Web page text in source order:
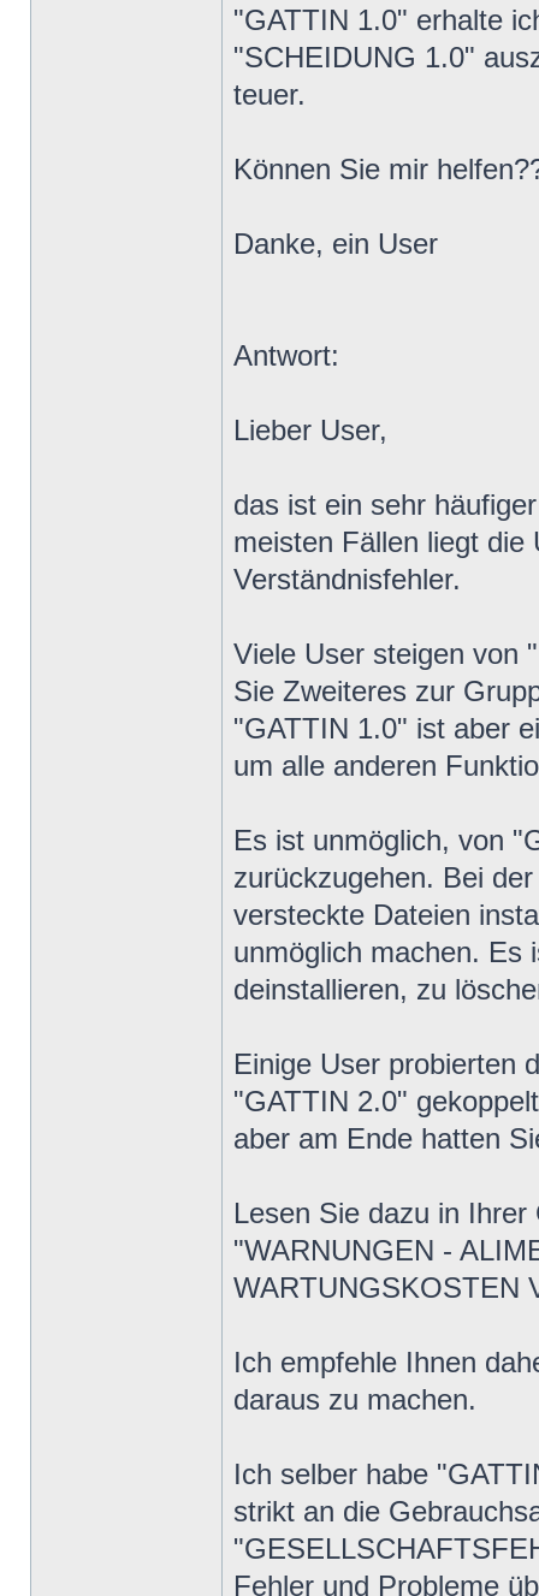
"GATTIN 1.0" erhalte
"SCHEIDUNG 1.0"
teuer.
Können Sie mir
Danke, ein User
Antwort:
Lieber User,
das ist ein sehr
meisten Fällen liegt die
Verständnisfehler.
Viele User steigen von
Sie Zweiteres zur
"GATTIN 1.0" ist aber
um alle anderen
Es ist unmöglich, von
zurückzugehen. Bei
versteckte Dateien
unmöglich machen. Es
deinstallieren, zu
Einige User probierten
"GATTIN 2.0"
aber am Ende hatten
Lesen Sie dazu in
"WARNUNGEN -
WARTUNGSKOSTEN
Ich empfehle Ihnen
daraus zu machen.
Ich selber habe
strikt an die
Fehler und Probleme